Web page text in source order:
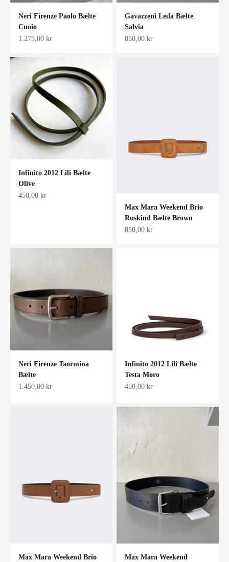
Neri Firenze Paolo Bælte
Cuoio
Salgspris
1.275,00 kr
Gavazzeni Leda Bælte
Salvia
Salgspris
850,00 kr
Infinito 2012 Lili Bælte
Olive
Salgspris
450,00 kr
Max Mara Weekend Brio
Ruskind Bælte Brown
Salgspris
850,00 kr
Neri Firenze Taormina
Bælte
Salgspris
1.450,00 kr
Infinito 2012 Lili Bælte
Testa Moro
Salgspris
450,00 kr
Max Mara Weekend Brio
Max Mara Weekend